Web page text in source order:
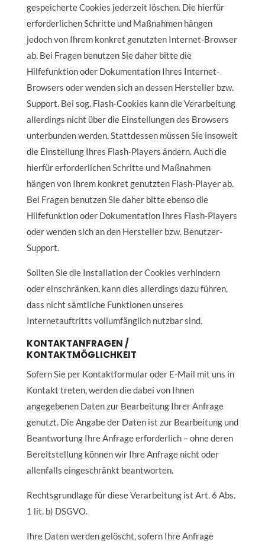
gespeicherte Cookies jederzeit löschen. Die hierfür
erforderlichen Schritte und Maßnahmen hängen
jedoch von Ihrem konkret genutzten Internet-Browser
ab. Bei Fragen benutzen Sie daher bitte die
Hilfefunktion oder Dokumentation Ihres Internet-
Browsers oder wenden sich an dessen Hersteller bzw.
Support. Bei sog. Flash-Cookies kann die Verarbeitung
allerdings nicht über die Einstellungen des Browsers
unterbunden werden. Stattdessen müssen Sie insoweit
die Einstellung Ihres Flash-Players ändern. Auch die
hierfür erforderlichen Schritte und Maßnahmen
hängen von Ihrem konkret genutzten Flash-Player ab.
Bei Fragen benutzen Sie daher bitte ebenso die
Hilfefunktion oder Dokumentation Ihres Flash-Players
oder wenden sich an den Hersteller bzw. Benutzer-
Support.
Sollten Sie die Installation der Cookies verhindern
oder einschränken, kann dies allerdings dazu führen,
dass nicht sämtliche Funktionen unseres
Internetauftritts vollumfänglich nutzbar sind.
KONTAKTANFRAGEN /
KONTAKTMÖGLICHKEIT
Sofern Sie per Kontaktformular oder E-Mail mit uns in
Kontakt treten, werden die dabei von Ihnen
angegebenen Daten zur Bearbeitung Ihrer Anfrage
genutzt. Die Angabe der Daten ist zur Bearbeitung und
Beantwortung Ihre Anfrage erforderlich – ohne deren
Bereitstellung können wir Ihre Anfrage nicht oder
allenfalls eingeschränkt beantworten.
Rechtsgrundlage für diese Verarbeitung ist Art. 6 Abs.
1 lit. b) DSGVO.
Ihre Daten werden gelöscht, sofern Ihre Anfrage